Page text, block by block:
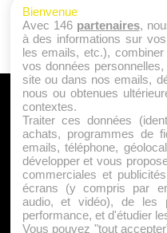
A
Qui
Bienvenue
Avec 146 partenaires,
à des informations sur
les emails, etc.),
vos données
site ou dans nos emails,
nous ou obtenues
contextes.
Traiter ces données
achats, programmes de
emails, téléphone,
développer et vous
commerciales et
écrans (y compris par
audio, et vidéo), de les
performance, et d'étudier
Vous pouvez "tout